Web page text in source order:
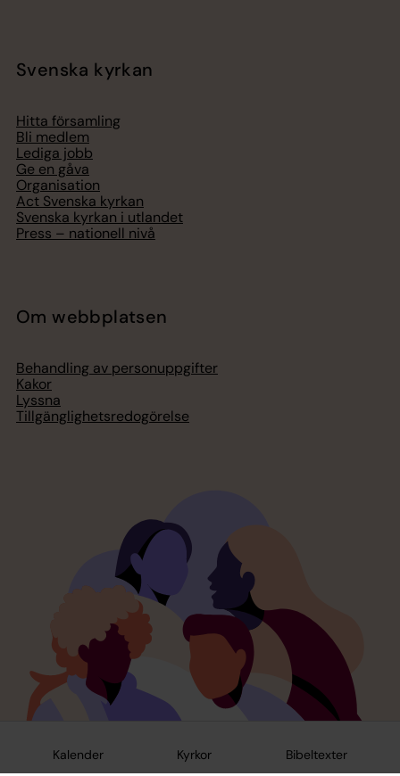
Kalender Kyrkor Bibeltexter
Svenska kyrkan
Hitta församling
Bli medlem
Lediga jobb
Ge en gåva
Organisation
Act Svenska kyrkan
Svenska kyrkan i utlandet
Press – nationell nivå
Om webbplatsen
Behandling av personuppgifter
Kakor
Lyssna
Tillgänglighetsredogörelse